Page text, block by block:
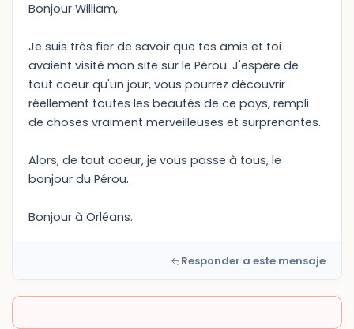
Bonjour William,
Je suis très fier de savoir que tes amis et toi
avaient visité mon site sur le Pérou. J'espère de
tout coeur qu'un jour, vous pourrez découvrir
réellement toutes les beautés de ce pays, rempli
de choses vraiment merveilleuses et surprenantes.
Alors, de tout coeur, je vous passe à tous, le
bonjour du Pérou.
Bonjour à Orléans.
Responder a este mensaje